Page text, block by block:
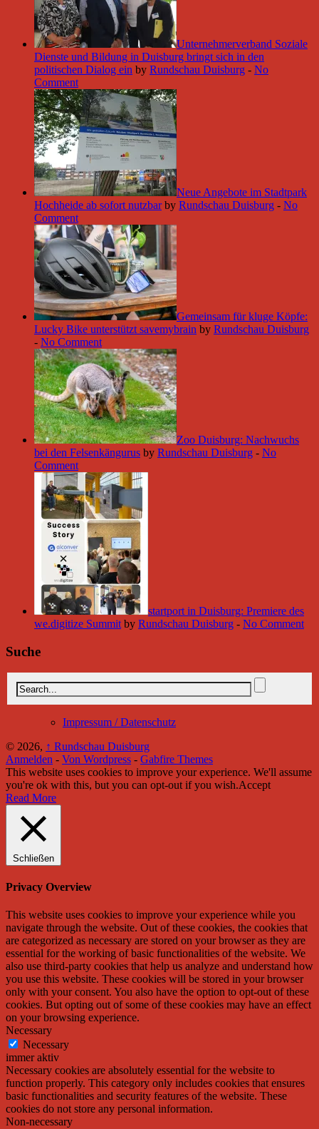
Unternehmerverband Soziale
Dienste und Bildung in Duisburg bringt sich in den
politischen Dialog ein by Rundschau Duisburg - No
Comment
Neue Angebote im Stadtpark
Hochheide ab sofort nutzbar by Rundschau Duisburg - No
Comment
Gemeinsam für kluge Köpfe:
Lucky Bike unterstützt savemybrain by Rundschau Duisburg
- No Comment
Zoo Duisburg: Nachwuchs
bei den Felsenkängurus by Rundschau Duisburg - No
Comment
startport in Duisburg: Premiere des
we.digitize Summit by Rundschau Duisburg - No Comment
Suche
Impressum / Datenschutz
© 2026, ↑ Rundschau Duisburg
Anmelden - Von Wordpress - Gabfire Themes
This website uses cookies to improve your experience. We'll assume
you're ok with this, but you can opt-out if you wish.Accept
Read More
Schließen
Privacy Overview
This website uses cookies to improve your experience while you
navigate through the website. Out of these cookies, the cookies that
are categorized as necessary are stored on your browser as they are
essential for the working of basic functionalities of the website. We
also use third-party cookies that help us analyze and understand how
you use this website. These cookies will be stored in your browser
only with your consent. You also have the option to opt-out of these
cookies. But opting out of some of these cookies may have an effect
on your browsing experience.
Necessary
Necessary
immer aktiv
Necessary cookies are absolutely essential for the website to
function properly. This category only includes cookies that ensures
basic functionalities and security features of the website. These
cookies do not store any personal information.
Non-necessary